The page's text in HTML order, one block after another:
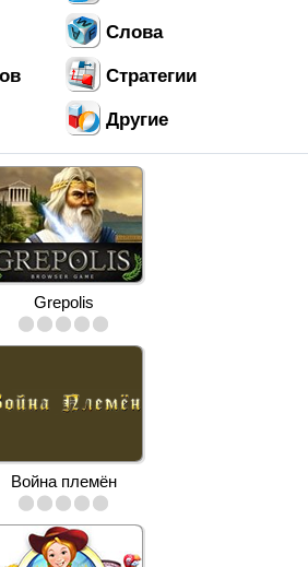
Слова
Стратегии
Другие
Grepolis
Война племён